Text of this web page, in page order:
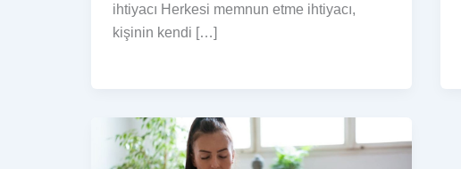
ihtiyacı Herkesi memnun etme ihtiyacı,
kişinin kendi […]